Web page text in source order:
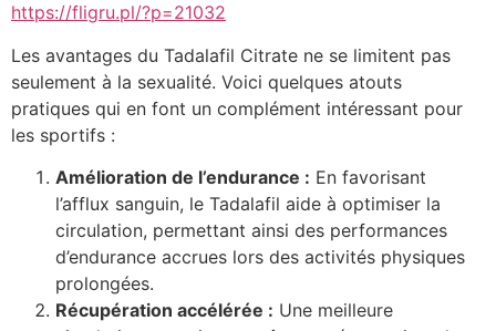
https://fligru.pl/?p=21032
Les avantages du Tadalafil Citrate ne se limitent pas
seulement à la sexualité. Voici quelques atouts
pratiques qui en font un complément intéressant pour
les sportifs :
Amélioration de l’endurance : En favorisant
l’afflux sanguin, le Tadalafil aide à optimiser la
circulation, permettant ainsi des performances
d’endurance accrues lors des activités physiques
prolongées.
Récupération accélérée : Une meilleure